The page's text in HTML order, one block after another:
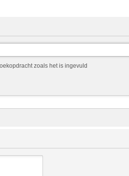
zoals het is ingevuld